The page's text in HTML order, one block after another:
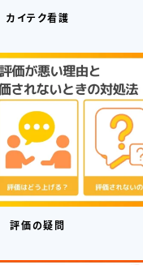
カイテク看護
評価の疑問